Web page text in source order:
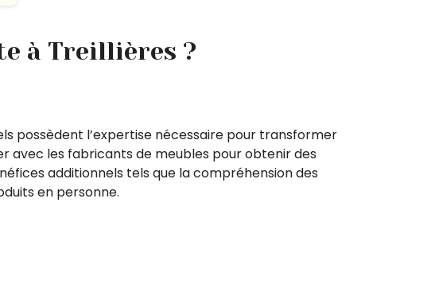
à Treillières ?
possèdent l’expertise nécessaire pour transformer
avec les fabricants de meubles pour obtenir des
additionnels tels que la compréhension des
en personne.